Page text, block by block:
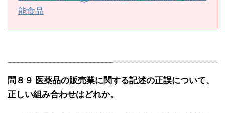
能食品
問８９ 医薬品の販売業に関する記述の正誤について、
正しい組み合わせはどれか。